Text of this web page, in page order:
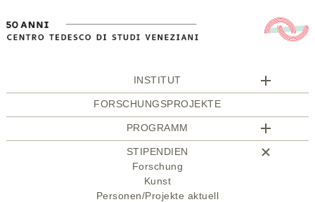
INSTITUT
FORSCHUNGSPROJEKTE
PROGRAMM
STIPENDIEN
Forschung
Kunst
Personen/Projekte aktuell